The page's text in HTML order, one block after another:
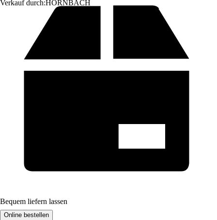
Verkauf durch:HORNBACH
Bequem liefern lassen
Online bestellen